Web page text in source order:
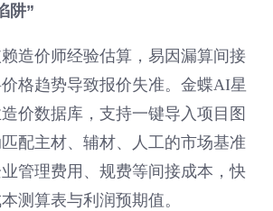
阱”
造价师经验估算，易因漏算间接
格趋势导致报价失准。金蝶AI星
价数据库，支持一键导入项目图
配主材、辅材、人工的市场基准
管理费用、规费等间接成本，快
测算表与利润预期值。